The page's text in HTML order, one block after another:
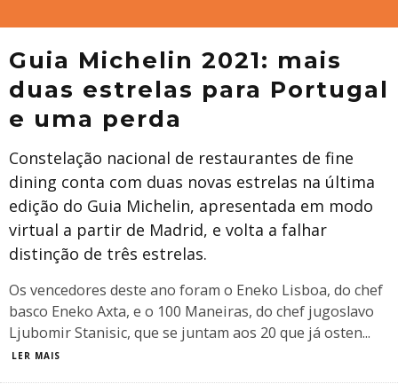
Guia Michelin 2021: mais
duas estrelas para Portugal
e uma perda
Constelação nacional de restaurantes de fine
dining conta com duas novas estrelas na última
edição do Guia Michelin, apresentada em modo
virtual a partir de Madrid, e volta a falhar
distinção de três estrelas.
Os vencedores deste ano foram o Eneko Lisboa, do chef
basco Eneko Axta, e o 100 Maneiras, do chef jugoslavo
Ljubomir Stanisic, que se juntam aos 20 que já osten...
LER MAIS